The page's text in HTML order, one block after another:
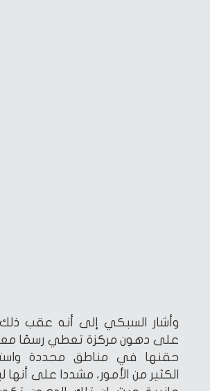
وأشار السبكي إلى أنه عقب
على دهون مركزة تعطي رسمًا
حقنها في مناطق محددة
الكثير من الأمور، مشددا على